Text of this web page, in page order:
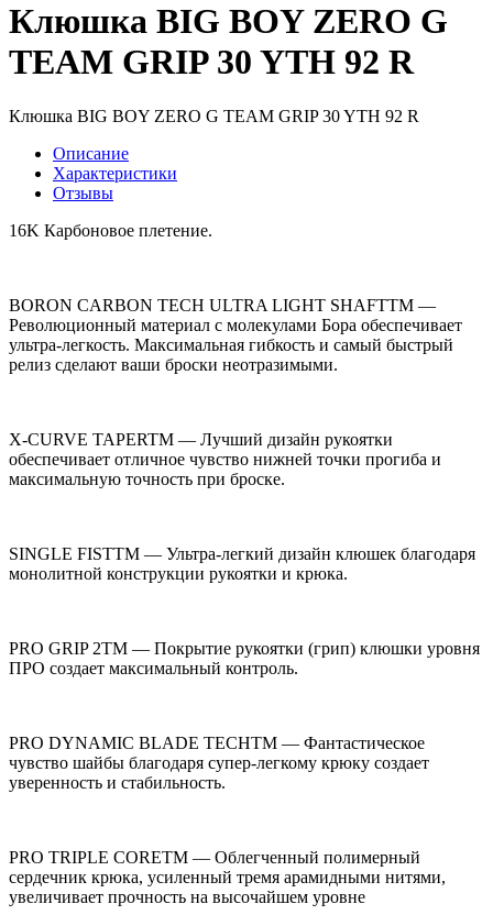
Клюшка BIG BOY ZERO G
TEAM GRIP 30 YTH 92 R
Клюшка BIG BOY ZERO G TEAM GRIP 30 YTH 92 R
Описание
Характеристики
Отзывы
16K Карбоновое плетение.
BORON CARBON TECH ULTRA LIGHT SHAFTTM —
Революционный материал с молекулами Бора обеспечивает
ультра-легкость. Максимальная гибкость и самый быстрый
релиз сделают ваши броски неотразимыми.
X-CURVE TAPERTM — Лучший дизайн рукоятки
обеспечивает отличное чувство нижней точки прогиба и
максимальную точность при броске.
SINGLE FISTTM — Ультра-легкий дизайн клюшек благодаря
монолитной конструкции рукоятки и крюка.
PRO GRIP 2TM — Покрытие рукоятки (грип) клюшки уровня
ПРО создает максимальный контроль.
PRO DYNAMIC BLADE TECHTM — Фантастическое
чувство шайбы благодаря супер-легкому крюку создает
уверенность и стабильность.
PRO TRIPLE CORETM — Облегченный полимерный
сердечник крюка, усиленный тремя арамидными нитями,
увеличивает прочность на высочайшем уровне